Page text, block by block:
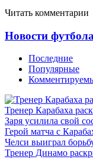
Читать комментарии
Новости футбола
Последние
Популярные
Тренер Карабаха
Заря усилила свой
Герой матча с
Челси выиграл
Тренер Динамо